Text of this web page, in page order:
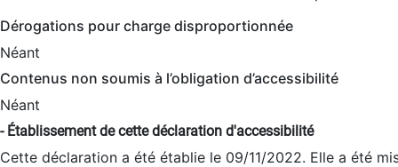
Dérogations pour charge disproportionnée
Néant
Contenus non soumis à l’obligation d’accessibilité
Néant
- Établissement de cette déclaration d'accessibilité
Cette déclaration a été établie le 09/11/2022. Elle a été